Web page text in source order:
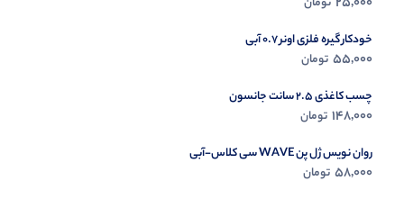
خودکار گیره فلزی اونر 0.7 آبی
55,000 تومان
چسب کاغذی 2.5 سانت جانسون
148,000 تومان
روان نویس ژل پن WAVE سی کلاس-آبی
58,000 تومان